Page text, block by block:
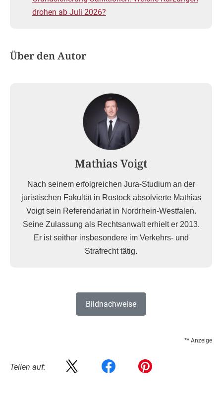
drohen ab Juli 2026?
Über den Autor
Mathias Voigt
Nach seinem erfolgreichen Jura-Studium an der
juristischen Fakultät in Rostock absolvierte Mathias
Voigt sein Referendariat in Nordrhein-Westfalen.
Seine Zulassung als Rechtsanwalt erhielt er 2013.
Er ist seither insbesondere im Verkehrs- und
Strafrecht tätig.
Bildnachweise
** Anzeige
Teilen auf: